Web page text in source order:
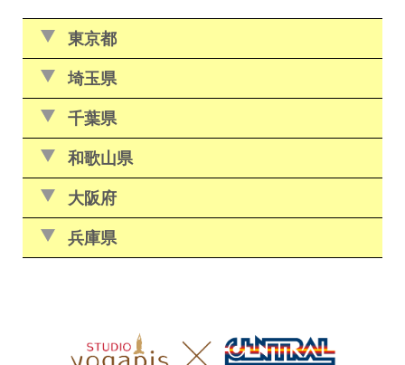
東京都
埼玉県
千葉県
和歌山県
大阪府
兵庫県